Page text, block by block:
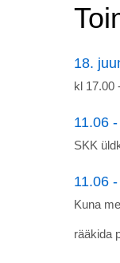
18.
kl 17.00
11.06
SKK
11.06
Kuna
rääkida